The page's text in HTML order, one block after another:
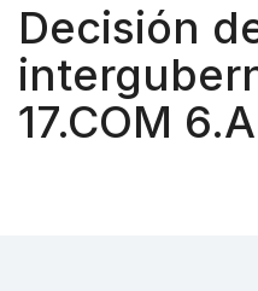
Decisión
17.COM